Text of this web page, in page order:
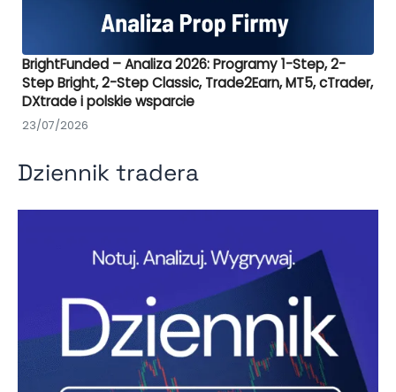
BrightFunded – Analiza 2026: Programy 1-Step, 2-
Step Bright, 2-Step Classic, Trade2Earn, MT5, cTrader,
DXtrade i polskie wsparcie
23/07/2026
Dziennik tradera